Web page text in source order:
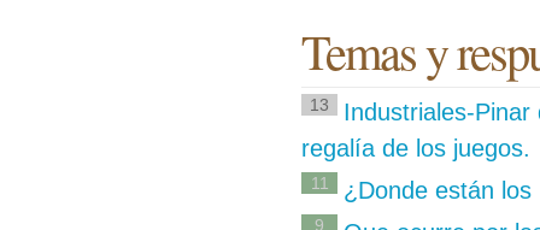
Temas y
13
Industriales-
regalía de los juegos.
11 ¿Donde están los
9